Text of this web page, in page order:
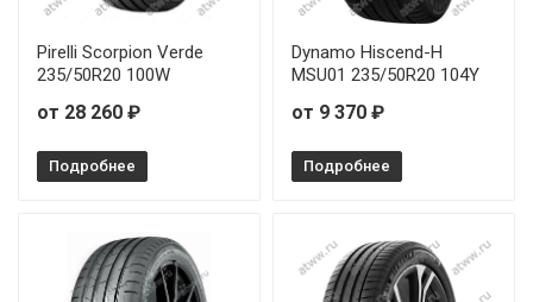
Pirelli Scorpion Verde
235/50R20 100W
от 28 260 ₽
Подробнее
Dynamo Hiscend-H
MSU01 235/50R20 104Y
от 9 370 ₽
Подробнее